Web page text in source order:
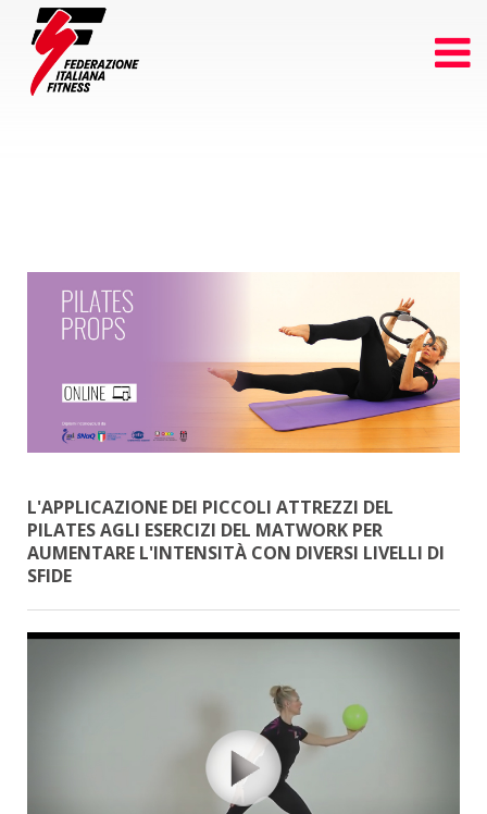
L'APPLICAZIONE DEI PICCOLI ATTREZZI DEL
PILATES AGLI ESERCIZI DEL MATWORK PER
AUMENTARE L'INTENSITÀ CON DIVERSI LIVELLI DI
SFIDE